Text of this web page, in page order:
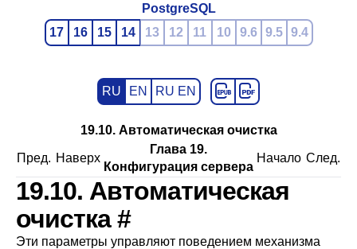
PostgreSQL
17
16 15 14 13 12 11 10 9.6 9.5 9.4
RU EN RU EN
19.10. Автоматическая очистка
Пред. Наверх
Глава 19.
Конфигурация сервера
Начало След.
19.10. Автоматическая
очистка#
Эти параметры управляют поведением механизма